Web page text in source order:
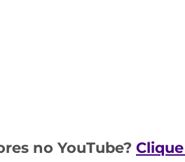
no YouTube?